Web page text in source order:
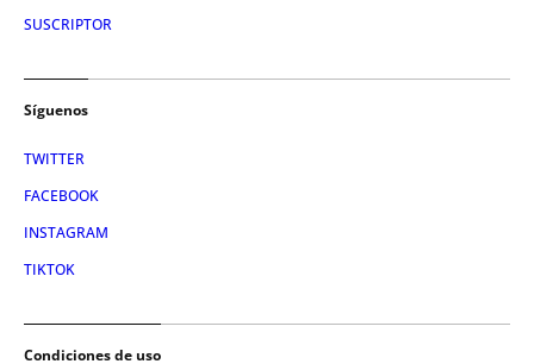
SUSCRIPTOR
Síguenos
TWITTER
FACEBOOK
INSTAGRAM
TIKTOK
Condiciones de uso